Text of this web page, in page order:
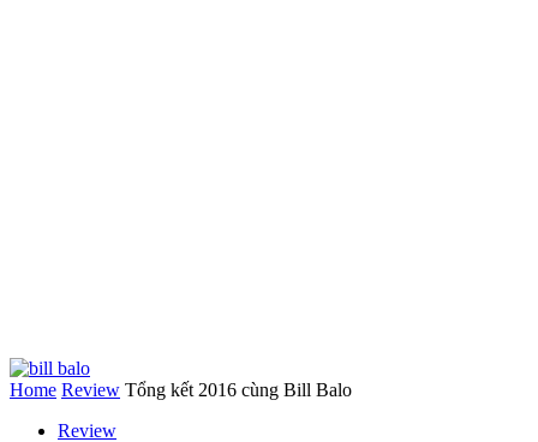
Home Review Tổng kết 2016 cùng Bill Balo
Review